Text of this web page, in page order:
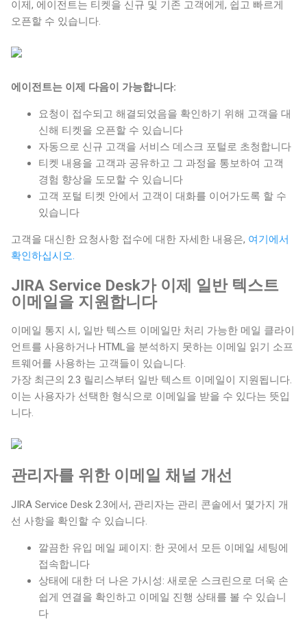
이제, 에이전트는 티켓을 신규 및 기존 고객에게, 쉽고 빠르게
오픈할 수 있습니다.
에이전트는 이제 다음이 가능합니다:
요청이 접수되고 해결되었음을 확인하기 위해 고객을 대
신해 티켓을 오픈할 수 있습니다
자동으로 신규 고객을 서비스 데스크 포털로 초청합니다
티켓 내용을 고객과 공유하고 그 과정을 통보하여 고객
경험 향상을 도모할 수 있습니다
고객 포털 티켓 안에서 고객이 대화를 이어가도록 할 수
있습니다
고객을 대신한 요청사항 접수에 대한 자세한 내용은, 여기에서
확인하십시오.
JIRA Service Desk가 이제 일반 텍스트
이메일을 지원합니다
이메일 통지 시, 일반 텍스트 이메일만 처리 가능한 메일 클라이
언트를 사용하거나 HTML을 분석하지 못하는 이메일 읽기 소프
트웨어를 사용하는 고객들이 있습니다.
가장 최근의 2.3 릴리스부터 일반 텍스트 이메일이 지원됩니다.
이는 사용자가 선택한 형식으로 이메일을 받을 수 있다는 뜻입
니다.
관리자를 위한 이메일 채널 개선
JIRA Service Desk 2.3에서, 관리자는 관리 콘솔에서 몇가지 개
선 사항을 확인할 수 있습니다.
깔끔한 유입 메일 페이지: 한 곳에서 모든 이메일 세팅에
접속합니다
상태에 대한 더 나은 가시성: 새로운 스크린으로 더욱 손
쉽게 연결을 확인하고 이메일 진행 상태를 볼 수 있습니
다